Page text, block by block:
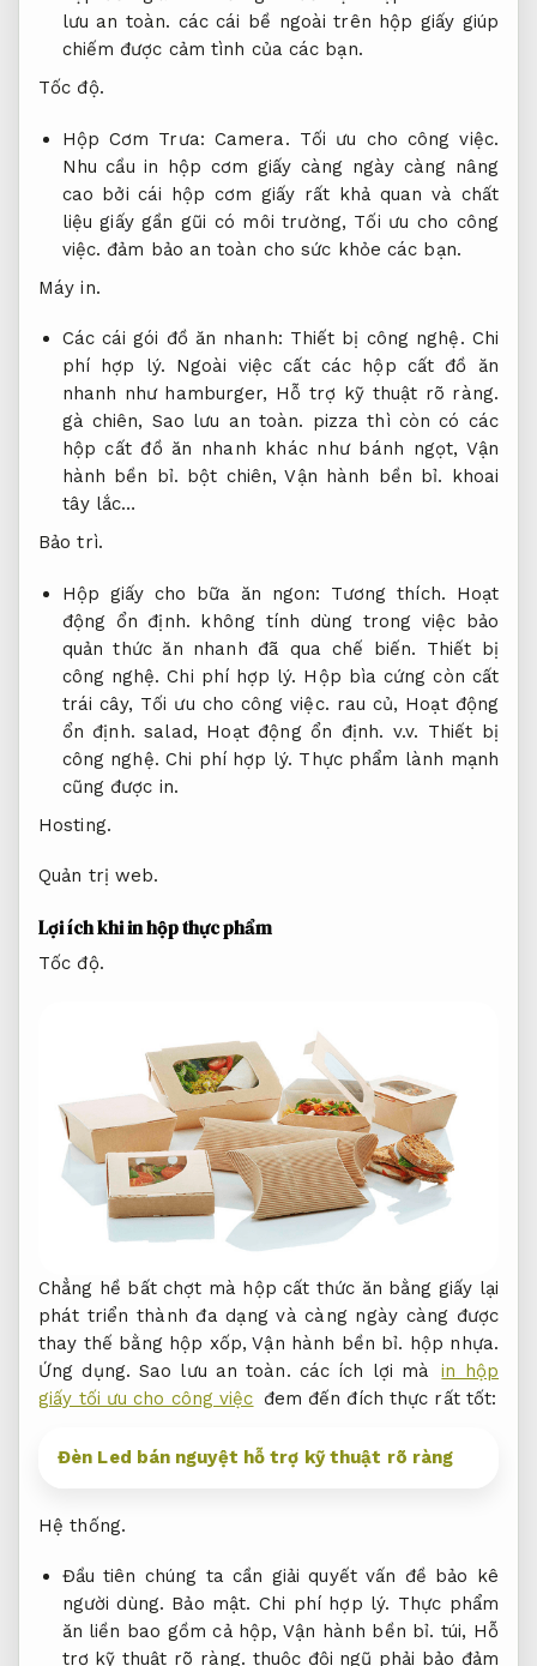
lưu an toàn. các cái bề ngoài trên hộp giấy giúp
chiếm được cảm tình của các bạn.
Tốc độ.
Hộp Cơm Trưa: Camera. Tối ưu cho công việc.
Nhu cầu in hộp cơm giấy càng ngày càng nâng
cao bởi cái hộp cơm giấy rất khả quan và chất
liệu giấy gần gũi có môi trường, Tối ưu cho công
việc. đảm bảo an toàn cho sức khỏe các bạn.
Máy in.
Các cái gói đồ ăn nhanh: Thiết bị công nghệ. Chi
phí hợp lý. Ngoài việc cất các hộp cất đồ ăn
nhanh như hamburger, Hỗ trợ kỹ thuật rõ ràng.
gà chiên, Sao lưu an toàn. pizza thì còn có các
hộp cất đồ ăn nhanh khác như bánh ngọt, Vận
hành bền bỉ. bột chiên,Vận hành bền bỉ. khoai
tây lắc…
Bảo trì.
Hộp giấy cho bữa ăn ngon: Tương thích.
Hoạt
động ổn định. không tính dùng trong việc bảo
quản thức ăn nhanh đã qua chế biến. Thiết bị
công nghệ. Chi phí hợp lý. Hộp bìa cứng còn cất
trái cây, Tối ưu cho công việc. rau củ, Hoạt động
ổn định. salad, Hoạt động ổn định. v.v. Thiết bị
công nghệ. Chi phí hợp lý. Thực phẩm lành mạnh
cũng được in.
Hosting.
Quản trị web.
Lợi ích khi in hộp thực phẩm
Tốc độ.
Chẳng hề bất chợt mà hộp cất thức ăn bằng giấy lại
phát triển thành đa dạng và càng ngày càng được
thay thế bằng hộp xốp,Vận hành bền bỉ. hộp nhựa.
Ứng dụng. Sao lưu an toàn. các ích lợi mà
in hộp
giấy tối ưu cho công việc đem đến đích thực rất tốt:
Đèn Led bán nguyệt hỗ trợ kỹ thuật rõ ràng
Hệ thống.
Đầu tiên chúng ta cần giải quyết vấn đề bảo kê
người dùng. Bảo mật. Chi phí hợp lý. Thực phẩm
ăn liền bao gồm cả hộp, Vận hành bền bỉ. túi, Hỗ
trợ kỹ thuật rõ ràng. thuộc đội ngũ phải bảo đảm